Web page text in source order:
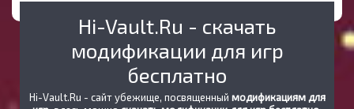
Hi-Vault.Ru - скачать
модификации для игр
бесплатно
Hi-Vault.Ru - сайт убежище, посвященный модификациям для